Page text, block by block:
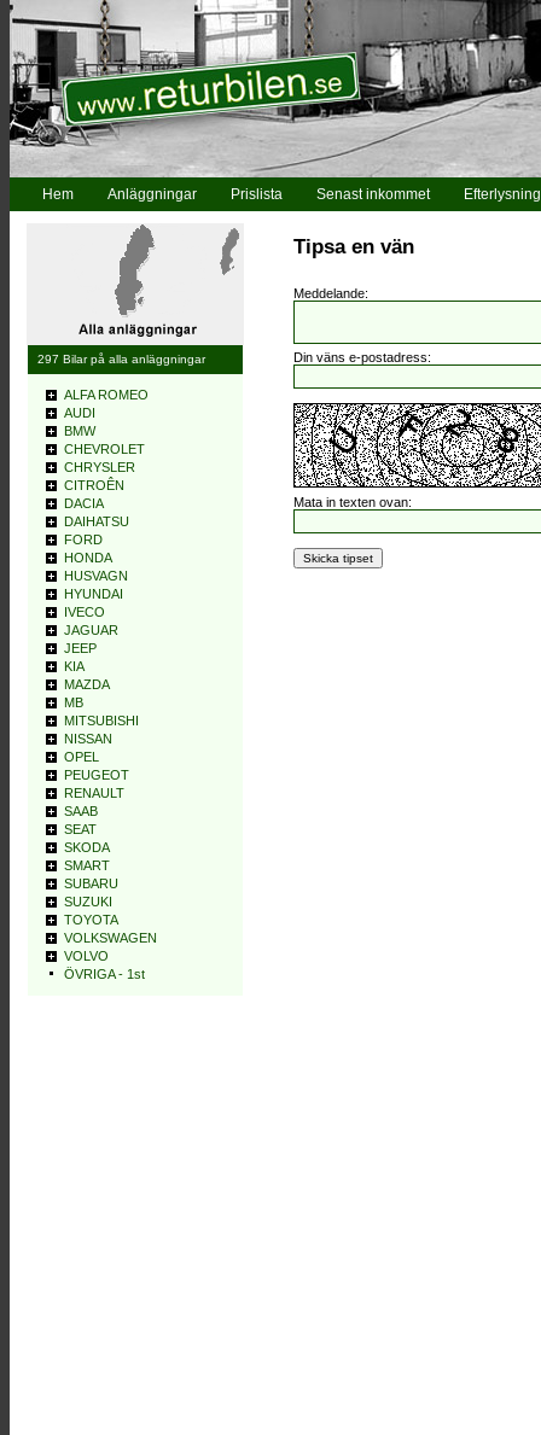
Hem Anläggningar Prislista Senast inkommet Efterlysning
Tipsa en vän
Meddelande:
Din väns e-postadress:
Mata in texten ovan:
297 Bilar på alla anläggningar
ALFA ROMEO
AUDI
BMW
CHEVROLET
CHRYSLER
CITROÊN
DACIA
DAIHATSU
FORD
HONDA
HUSVAGN
HYUNDAI
IVECO
JAGUAR
JEEP
KIA
MAZDA
MB
MITSUBISHI
NISSAN
OPEL
PEUGEOT
RENAULT
SAAB
SEAT
SKODA
SMART
SUBARU
SUZUKI
TOYOTA
VOLKSWAGEN
VOLVO
ÖVRIGA - 1st